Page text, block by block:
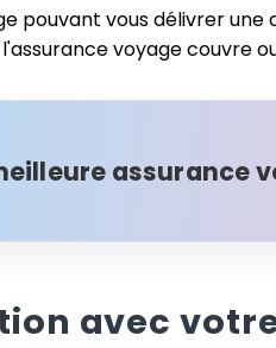
pouvant vous délivrer
l'assurance voyage couvre
assurance
avec